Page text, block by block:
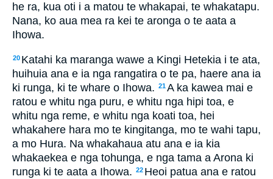
he ra, kua oti i a matou te whakapai, te whakatapu.
Nana, ko aua mea ra kei te aronga o te aata a
Ihowa.
20 Katahi ka maranga wawe a Kingi Hetekia i te ata,
huihuia ana e ia nga rangatira o te pa, haere ana ia
ki runga, ki te whare o Ihowa. 21A ka kawea mai e
ratou e whitu nga puru, e whitu nga hipi toa, e
whitu nga reme, e whitu nga koati toa, hei
whakahere hara mo te kingitanga, mo te wahi tapu,
a mo Hura. Na whakahaua atu ana e ia kia
whakaekea e nga tohunga, e nga tama a Arona ki
runga ki te aata a Ihowa. 22 Heoi patua ana e ratou